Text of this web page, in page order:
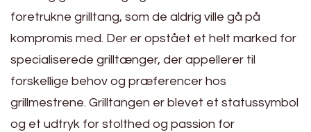
foretrukne grilltang, som de aldrig ville gå på
kompromis med. Der er opstået et helt marked for
specialiserede grilltænger, der appellerer til
forskellige behov og præferencer hos
grillmestrene. Grilltangen er blevet et statussymbol
og et udtryk for stolthed og passion for